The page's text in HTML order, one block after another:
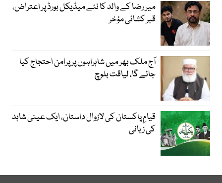
میر رضا کے والد کا نئے میڈیکل بورڈ پر اعتراض،
قبر کشائی مؤخر
آج ملک بھر میں شاہراہوں پر پرامن احتجاج کیا
جائے گا، لیاقت بلوچ
قیامِ پاکستان کی لازوال داستان، ایک عینی شاہد
کی زبانی